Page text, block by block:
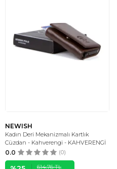
NEWISH
Kadın Deri Mekanizmalı Kartlık
Cüzdan - Kahverengi - KAHVERENGİ
0.0 (0)
614,76TL